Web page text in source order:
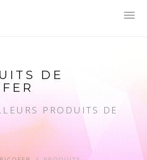
DE
PRODUITS DE